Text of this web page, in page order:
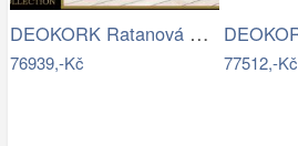
DEOKORK Ratanová modulová sestava…
76939,-Kč 77512,-Kč